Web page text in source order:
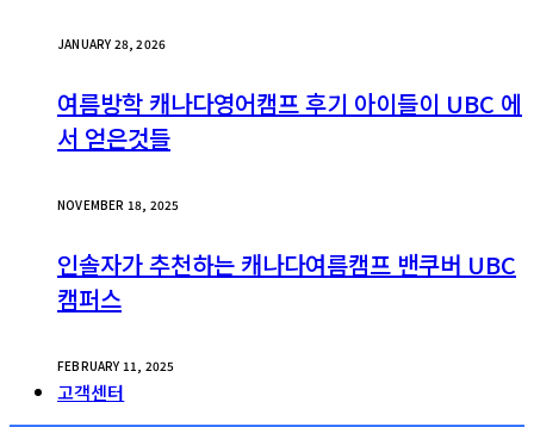
JANUARY 28, 2026
여름방학 캐나다영어캠프 후기 아이들이 UBC 에
서 얻은것들
NOVEMBER 18, 2025
인솔자가 추천하는 캐나다여름캠프 밴쿠버 UBC
캠퍼스
FEBRUARY 11, 2025
고객센터